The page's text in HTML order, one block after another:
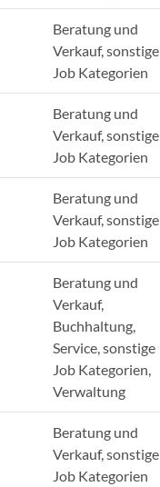
Beratung und
Verkauf, sonstige
Job Kategorien
Beratung und
Verkauf, sonstige
Job Kategorien
Beratung und
Verkauf, sonstige
Job Kategorien
Beratung und
Verkauf,
Buchhaltung,
Service, sonstige
Job Kategorien,
Verwaltung
Beratung und
Verkauf, sonstige
Job Kategorien